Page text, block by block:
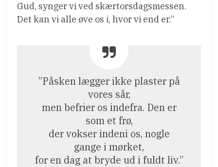
Gud, synger vi ved skærtorsdagsmessen.
Det kan vi alle øve os i, hvor vi end er.”
”Påsken lægger ikke plaster på
vores sår,
men befrier os indefra. Den er
som et frø,
der vokser indeni os, nogle
gange i mørket,
for en dag at bryde ud i fuldt liv.”